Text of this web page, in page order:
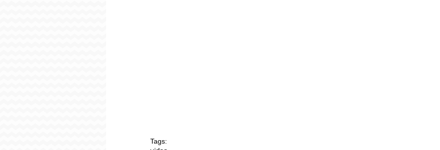
Tags: